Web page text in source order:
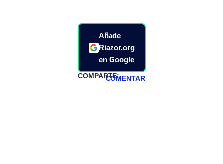
Añade
Riazor.org
en Google
COMPARTE:COMENTAR